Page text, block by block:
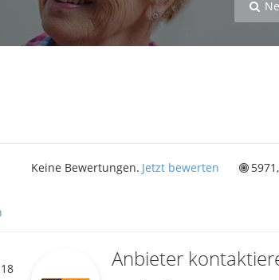
Keine Bewertungen. Jetzt bewerten
Anbieter